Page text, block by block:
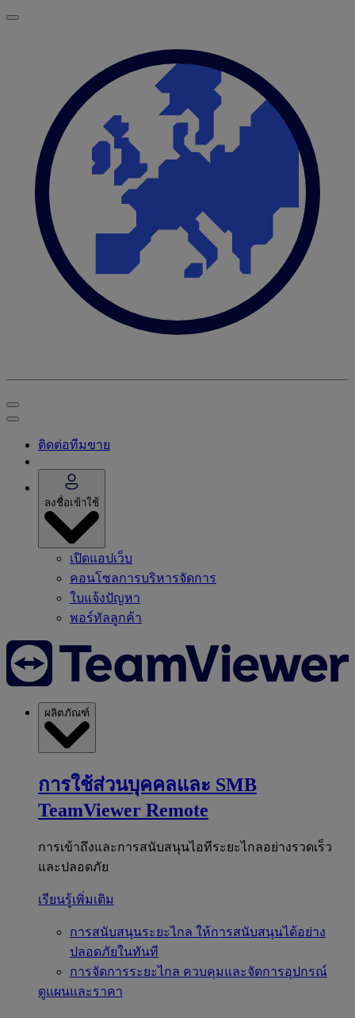
ติดต่อทีมขาย
ลงชื่อเข้าใช้
เปิดแอปเว็บ
คอนโซลการบริหารจัดการ
ใบแจ้งปัญหา
พอร์ทัลลูกค้า
ผลิตภัณฑ์
การใช้ส่วนบุคคลและ SMB
TeamViewer Remote
การเข้าถึงและการสนับสนุนไอทีระยะไกลอย่างรวดเร็ว
และปลอดภัย
เรียนรู้เพิ่มเติม
การสนับสนุนระยะไกล ให้การสนับสนุนได้อย่าง
ปลอดภัยในทันที
การจัดการระยะไกล ควบคุมและจัดการอุปกรณ์
ดูแผนและราคา